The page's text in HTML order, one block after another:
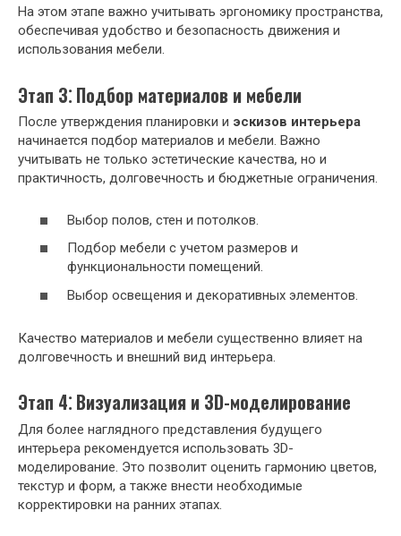
На этом этапе важно учитывать эргономику пространства,
обеспечивая удобство и безопасность движения и
использования мебели.
Этап 3⁚ Подбор материалов и мебели
После утверждения планировки и эскизов интерьера
начинается подбор материалов и мебели. Важно
учитывать не только эстетические качества, но и
практичность, долговечность и бюджетные ограничения.
Выбор полов, стен и потолков.
Подбор мебели с учетом размеров и
функциональности помещений.
Выбор освещения и декоративных элементов.
Качество материалов и мебели существенно влияет на
долговечность и внешний вид интерьера.
Этап 4⁚ Визуализация и 3D-моделирование
Для более наглядного представления будущего
интерьера рекомендуется использовать 3D-
моделирование. Это позволит оценить гармонию цветов,
текстур и форм, а также внести необходимые
корректировки на ранних этапах.